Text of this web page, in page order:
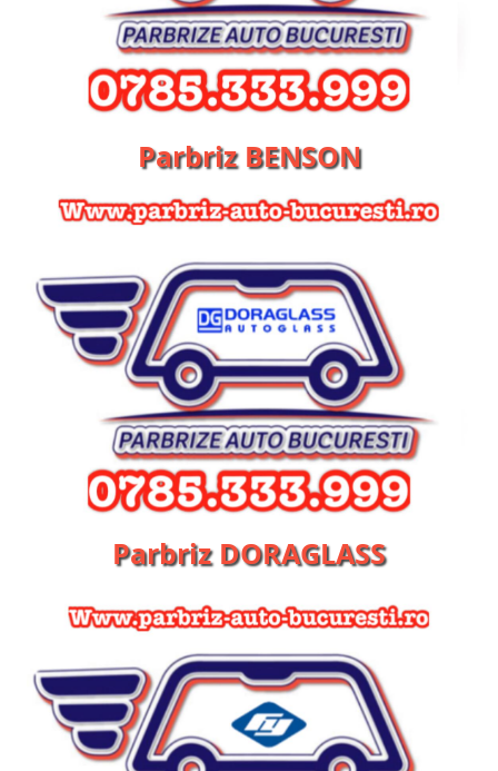
Parbriz BENSON
Parbriz DORAGLASS